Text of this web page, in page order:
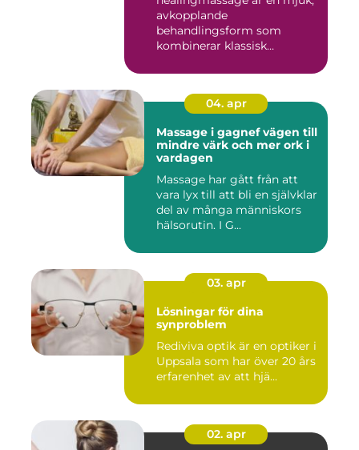
avkopplande
behandlingsform som
kombinerar klassisk
04. apr
Massage i gagnef vägen till
mindre värk och mer ork i
vardagen
Massage har gått från att
vara lyx till att bli en självklar
del av många människors
hälsorutin. I G...
03. apr
Lösningar för dina
synproblem
Rediviva optik är en optiker i
Uppsala som har över 20 års
erfarenhet av att hjä...
02. apr